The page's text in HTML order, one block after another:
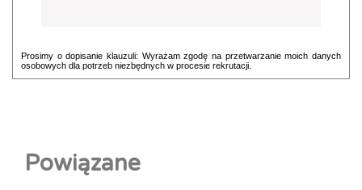
Prosimy o dopisanie klauzuli: Wyrażam zgodę na przetwarzanie moich danych
osobowych dla potrzeb niezbędnych w procesie rekrutacji.
Powiązane